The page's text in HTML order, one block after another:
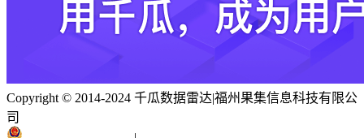
Copyright © 2014-2024 千瓜数据雷达|福州果集信息科技有限公
司